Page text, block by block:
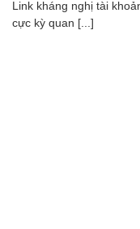
Link kháng nghị tài
cực kỳ quan [...]